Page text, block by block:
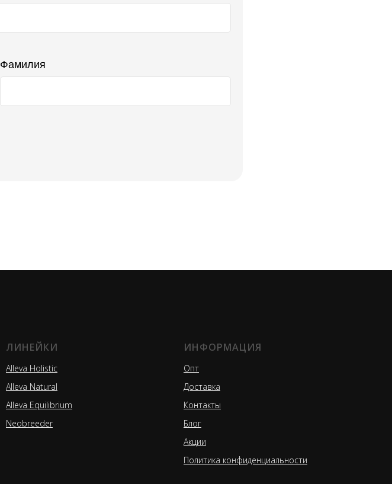
Фамилия
ЛИНЕЙКИ
Alleva Holistic
Alleva Natural
Alleva Equilibrium
Neobreeder
ИНФОРМАЦИЯ
Опт
Доставка
Контакты
Блог
Акции
Политика конфиденциальности